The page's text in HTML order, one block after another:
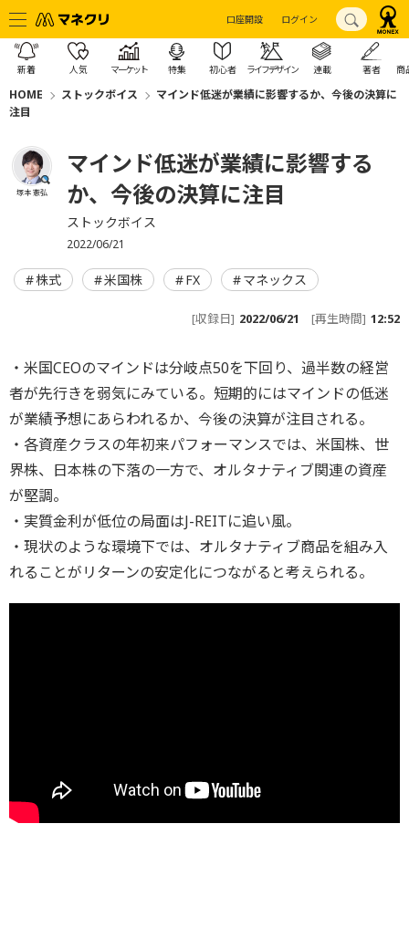
口座開設 ログイン
新着 人気 マーケット 特集 初心者 ライフデザイン 連載 著者 商
HOME ストックボイス
マインド低迷が業績に影響するか、今後の決算に
注目
塚本 憲弘
マインド低迷が業績に影響する
か、今後の決算に注目
ストックボイス
2022/06/21
株式 米国株 FX マネックス
[収録日] 2022/06/21 [再生時間] 12:52
・米国CEOのマインドは分岐点50を下回り、過半数の経営
者が先行きを弱気にみている。短期的にはマインドの低迷
が業績予想にあらわれるか、今後の決算が注目される。
・各資産クラスの年初来パフォーマンスでは、米国株、世
界株、日本株の下落の一方で、オルタナティブ関連の資産
が堅調。
・実質金利が低位の局面はJ-REITに追い風。
・現状のような環境下では、オルタナティブ商品を組み入
れることがリターンの安定化につながると考えられる。